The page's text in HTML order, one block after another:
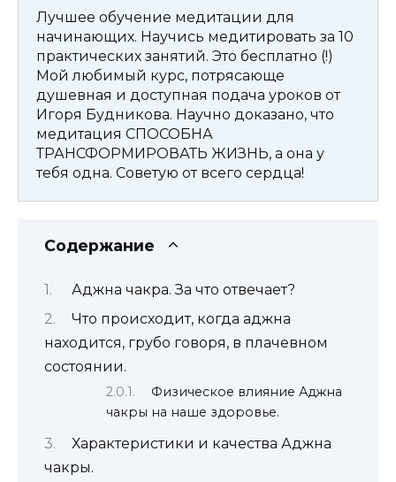
Лучшее обучение медитации для
начинающих. Научись медитировать за 10
практических занятий. Это бесплатно (!)
Мой любимый курс, потрясающе
душевная и доступная подача уроков от
Игоря Будникова. Научно доказано, что
медитация СПОСОБНА
ТРАНСФОРМИРОВАТЬ ЖИЗНЬ, а она у
тебя одна. Советую от всего сердца!
Содержание
Аджна чакра. За что отвечает?
Что происходит, когда аджна
находится, грубо говоря, в плачевном
состоянии.
Физическое влияние Аджна
чакры на наше здоровье.
Характеристики и качества Аджна
чакры.